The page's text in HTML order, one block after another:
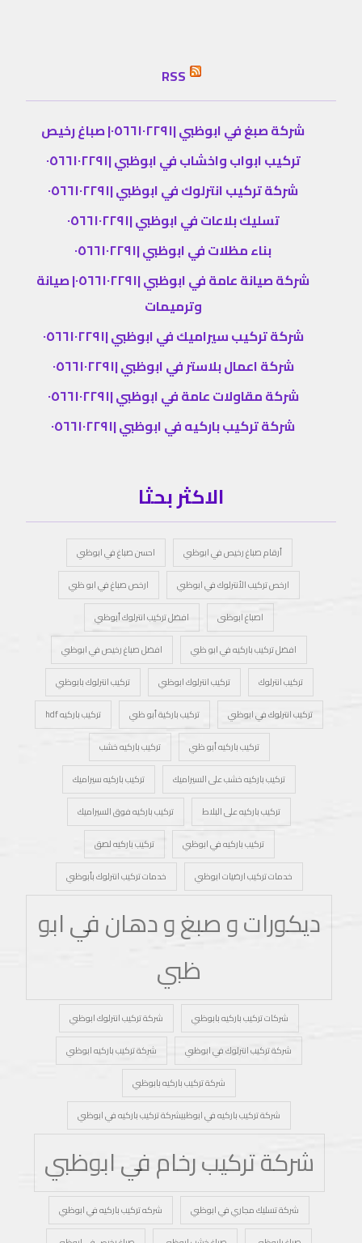
RSS
شركة صبغ في ابوظبي |٠٥٦٦١٠٢٢٩١| صباغ رخيص
تركيب ابواب واخشاب في ابوظبي |٠٥٦٦١٠٢٢٩١
شركة تركيب انترلوك في ابوظبي |٠٥٦٦١٠٢٢٩١
تسليك بلاعات في ابوظبي |٠٥٦٦١٠٢٢٩١
بناء مظلات في ابوظبي |٠٥٦٦١٠٢٢٩١
شركة صيانة عامة في ابوظبي |٠٥٦٦١٠٢٢٩١| صيانة
وترميمات
شركة تركيب سيراميك في ابوظبي |٠٥٦٦١٠٢٢٩١
شركة اعمال بلاستر في ابوظبي |٠٥٦٦١٠٢٢٩١
شركة مقاولات عامة في ابوظبي |٠٥٦٦١٠٢٢٩١
شركة تركيب باركيه في ابوظبي |٠٥٦٦١٠٢٢٩١
الاكثر بحثا
أرقام صباغ رخيص في ابوظبي
احسن صباغ في ابوظبي
ارخص تركيب الأنترلوك في ابوظبي
ارخص صباغ في ابو ظبي
اصباغ ابوظبى
افضل تركيب انترلوك أبوظبي
افضل تركيب باركيه في ابو ظبي
افضل صباغ رخيص في ابوظبي
تركيب انترلوك
تركيب انترلوك ابوظبي
تركيب انترلوك بابوظبي
تركيب انترلوك في ابوظبي
تركيب باركية أبو ظبي
تركيب باركيه hdf
تركيب باركيه أبو ظبي
تركيب باركيه خشب
تركيب باركيه خشب على السيراميك
تركيب باركيه سيراميك
تركيب باركيه على البلاط
تركيب باركيه فوق السيراميك
تركيب باركيه في ابوظبي
تركيب باركيه لصق
خدمات تركيب ارضيات ابوظبي
خدمات تركيب انترلوك بأبوظبي
ديكورات و صبغ و دهان في ابو
ظبي
شركات تركيب باركيه بابوظبي
شركة تركيب انترلوك ابوظبي
شركة تركيب انترلوك في ابوظبي
شركة تركيب باركيه ابوظبي
شركة تركيب باركيه بابوظبي
شركة تركيب باركيه في ابوظبيشركة تركيب باركيه في ابوظبي
شركة تركيب رخام في ابوظبي
شركة تسليك مجاري في ابوظبي
شركه تركيب باركيه في ابوظبي